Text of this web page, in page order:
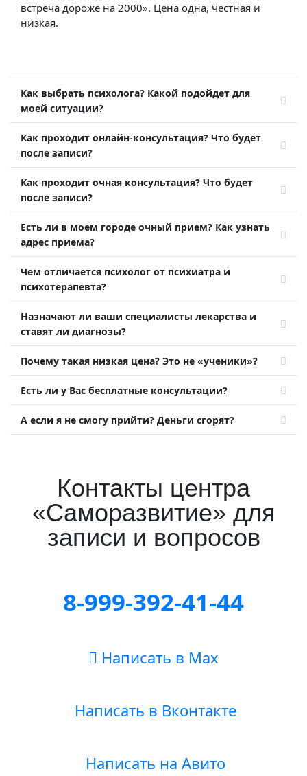
встреча дороже на 2000». Цена одна, честная и
низкая.
Как выбрать психолога? Какой подойдет для
моей ситуации?
Как проходит онлайн-консультация? Что будет
после записи?
Как проходит очная консультация? Что будет
после записи?
Есть ли в моем городе очный прием? Как узнать
адрес приема?
Чем отличается психолог от психиатра и
психотерапевта?
Назначают ли ваши специалисты лекарства и
ставят ли диагнозы?
Почему такая низкая цена? Это не «ученики»?
Есть ли у Вас бесплатные консультации?
А если я не смогу прийти? Деньги сгорят?
Контакты центра
«Саморазвитие» для
записи и вопросов
8-999-392-41-44
Написать в Max
Написать в Вконтакте
Написать на Авито